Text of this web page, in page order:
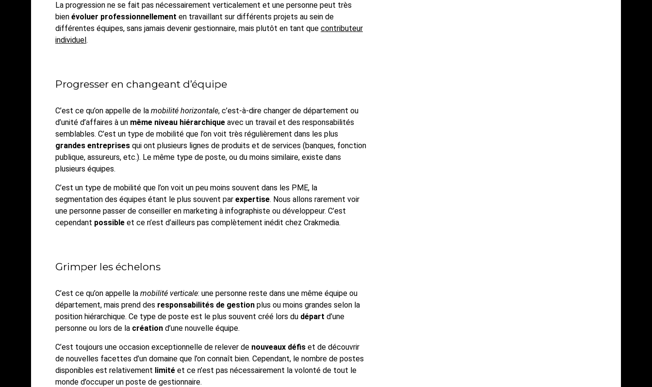
La progression ne se fait pas nécessairement verticalement et une personne peut très
bien évoluer professionnellement en travaillant sur différents projets au sein de
différentes équipes, sans jamais devenir gestionnaire, mais plutôt en tant que contributeur
individuel.
Progresser en changeant d’équipe
C’est ce qu’on appelle de la mobilité horizontale, c’est-à-dire changer de département ou
d’unité d’affaires à un même niveau hiérarchique avec un travail et des responsabilités
semblables. C’est un type de mobilité que l’on voit très régulièrement dans les plus
grandes entreprises qui ont plusieurs lignes de produits et de services (banques, fonction
publique, assureurs, etc.). Le même type de poste, ou du moins similaire, existe dans
plusieurs équipes.
C’est un type de mobilité que l’on voit un peu moins souvent dans les PME, la
segmentation des équipes étant le plus souvent par expertise. Nous allons rarement voir
une personne passer de conseiller en marketing à infographiste ou développeur. C’est
cependant possible et ce n’est d’ailleurs pas complètement inédit chez Crakmedia.
Grimper les échelons
C’est ce qu’on appelle la mobilité verticale: une personne reste dans une même équipe ou
département, mais prend des responsabilités de gestion plus ou moins grandes selon la
position hiérarchique. Ce type de poste est le plus souvent créé lors du départ d’une
personne ou lors de la création d’une nouvelle équipe.
C’est toujours une occasion exceptionnelle de relever de nouveaux défis et de découvrir
de nouvelles facettes d’un domaine que l’on connaît bien. Cependant, le nombre de postes
disponibles est relativement limité et ce n’est pas nécessairement la volonté de tout le
monde d’occuper un poste de gestionnaire.